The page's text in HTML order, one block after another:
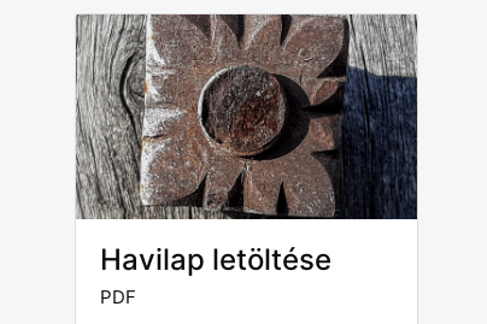
Havilap letöltése
PDF